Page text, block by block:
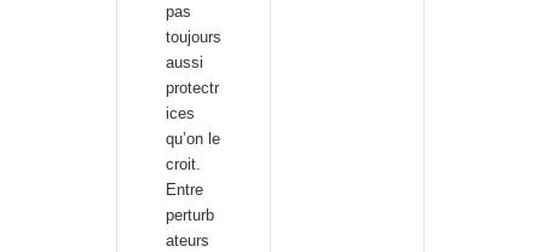
pas
toujours
aussi
protectr
ices
qu’on le
croit.
Entre
perturb
ateurs